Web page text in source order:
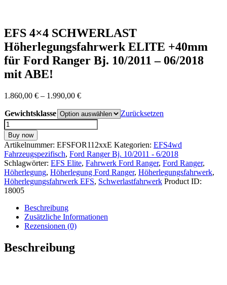
EFS 4×4 SCHWERLAST
Höherlegungsfahrwerk ELITE +40mm
für Ford Ranger Bj. 10/2011 – 06/2018
mit ABE!
1.860,00 € – 1.990,00 €Preisspanne:
bis
1.990,00 €
Gewichtsklasse
Zurücksetzen
EFS
4x4
SCHWERLAST
Höherlegungsfahrwerk
ELITE
+40mm
für
Ford
Ranger
10/2011
06/2018
mit
ABE!
Buy now
Artikelnummer: EFSFOR112xxE Kategorien: EFS4wd
Fahrzeugspezifisch, Ford Ranger Bj. 10/2011 - 6/2018
Schlagwörter: EFS Elite, Fahrwerk Ford Ranger, Ford Ranger,
Höherlegung, Höherlegung Ford Ranger, Höherlegungsfahrwerk,
Höherlegungsfahrwerk EFS, Schwerlastfahrwerk Product ID:
18005
Beschreibung
Zusätzliche Informationen
Rezensionen (0)
Beschreibung